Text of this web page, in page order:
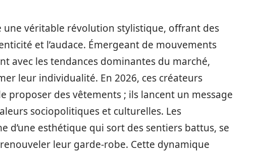
véritable révolution stylistique, offrant des
et l’audace. Émergeant de mouvements
avec les tendances dominantes du marché,
leur individualité. En 2026, ces créateurs
proposer des vêtements ; ils lancent un message
sociopolitiques et culturelles. Les
d’une esthétique qui sort des sentiers battus, se
leur garde-robe. Cette dynamique